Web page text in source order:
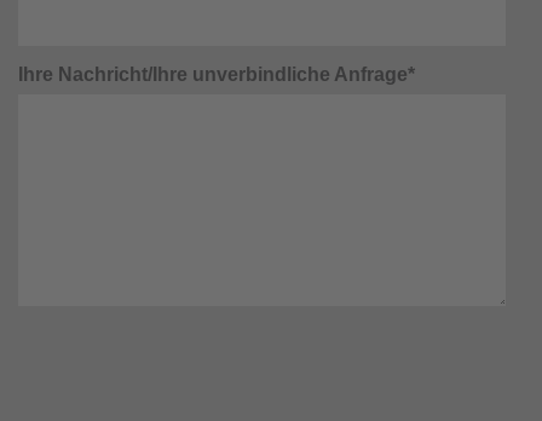
Ihre Nachricht/Ihre unverbindliche Anfrage*